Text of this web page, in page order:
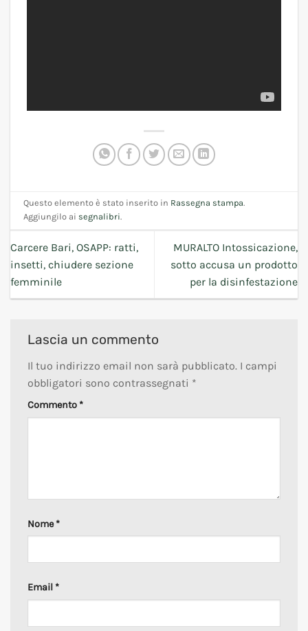
Questo elemento è stato inserito in Rassegna stampa.
Aggiungilo aisegnalibri.
Carcere Bari, OSAPP: ratti,
insetti, chiudere sezione
femminile
MURALTO Intossicazione,
sotto accusa un prodotto
per la disinfestazione
Lascia un commento
Il tuo indirizzo email non sarà pubblicato. I campi
obbligatori sono contrassegnati *
Commento *
Nome*
Email *